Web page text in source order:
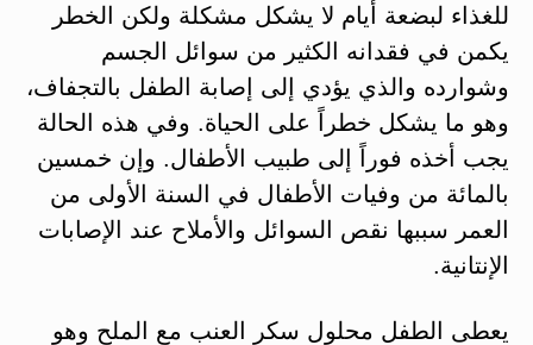
للغذاء لبضعة أيام لا يشكل مشكلة ولكن الخطر
يكمن في فقدانه الكثير من سوائل الجسم
وشوارده والذي يؤدي إلى إصابة الطفل بالتجفاف،
وهو ما يشكل خطراً على الحياة. وفي هذه الحالة
يجب أخذه فوراً إلى طبيب الأطفال. وإن خمسين
بالمائة من وفيات الأطفال في السنة الأولى من
العمر سببها نقص السوائل والأملاح عند الإصابات
الإنتانية.
يعطى الطفل محلول سكر العنب مع الملح وهو